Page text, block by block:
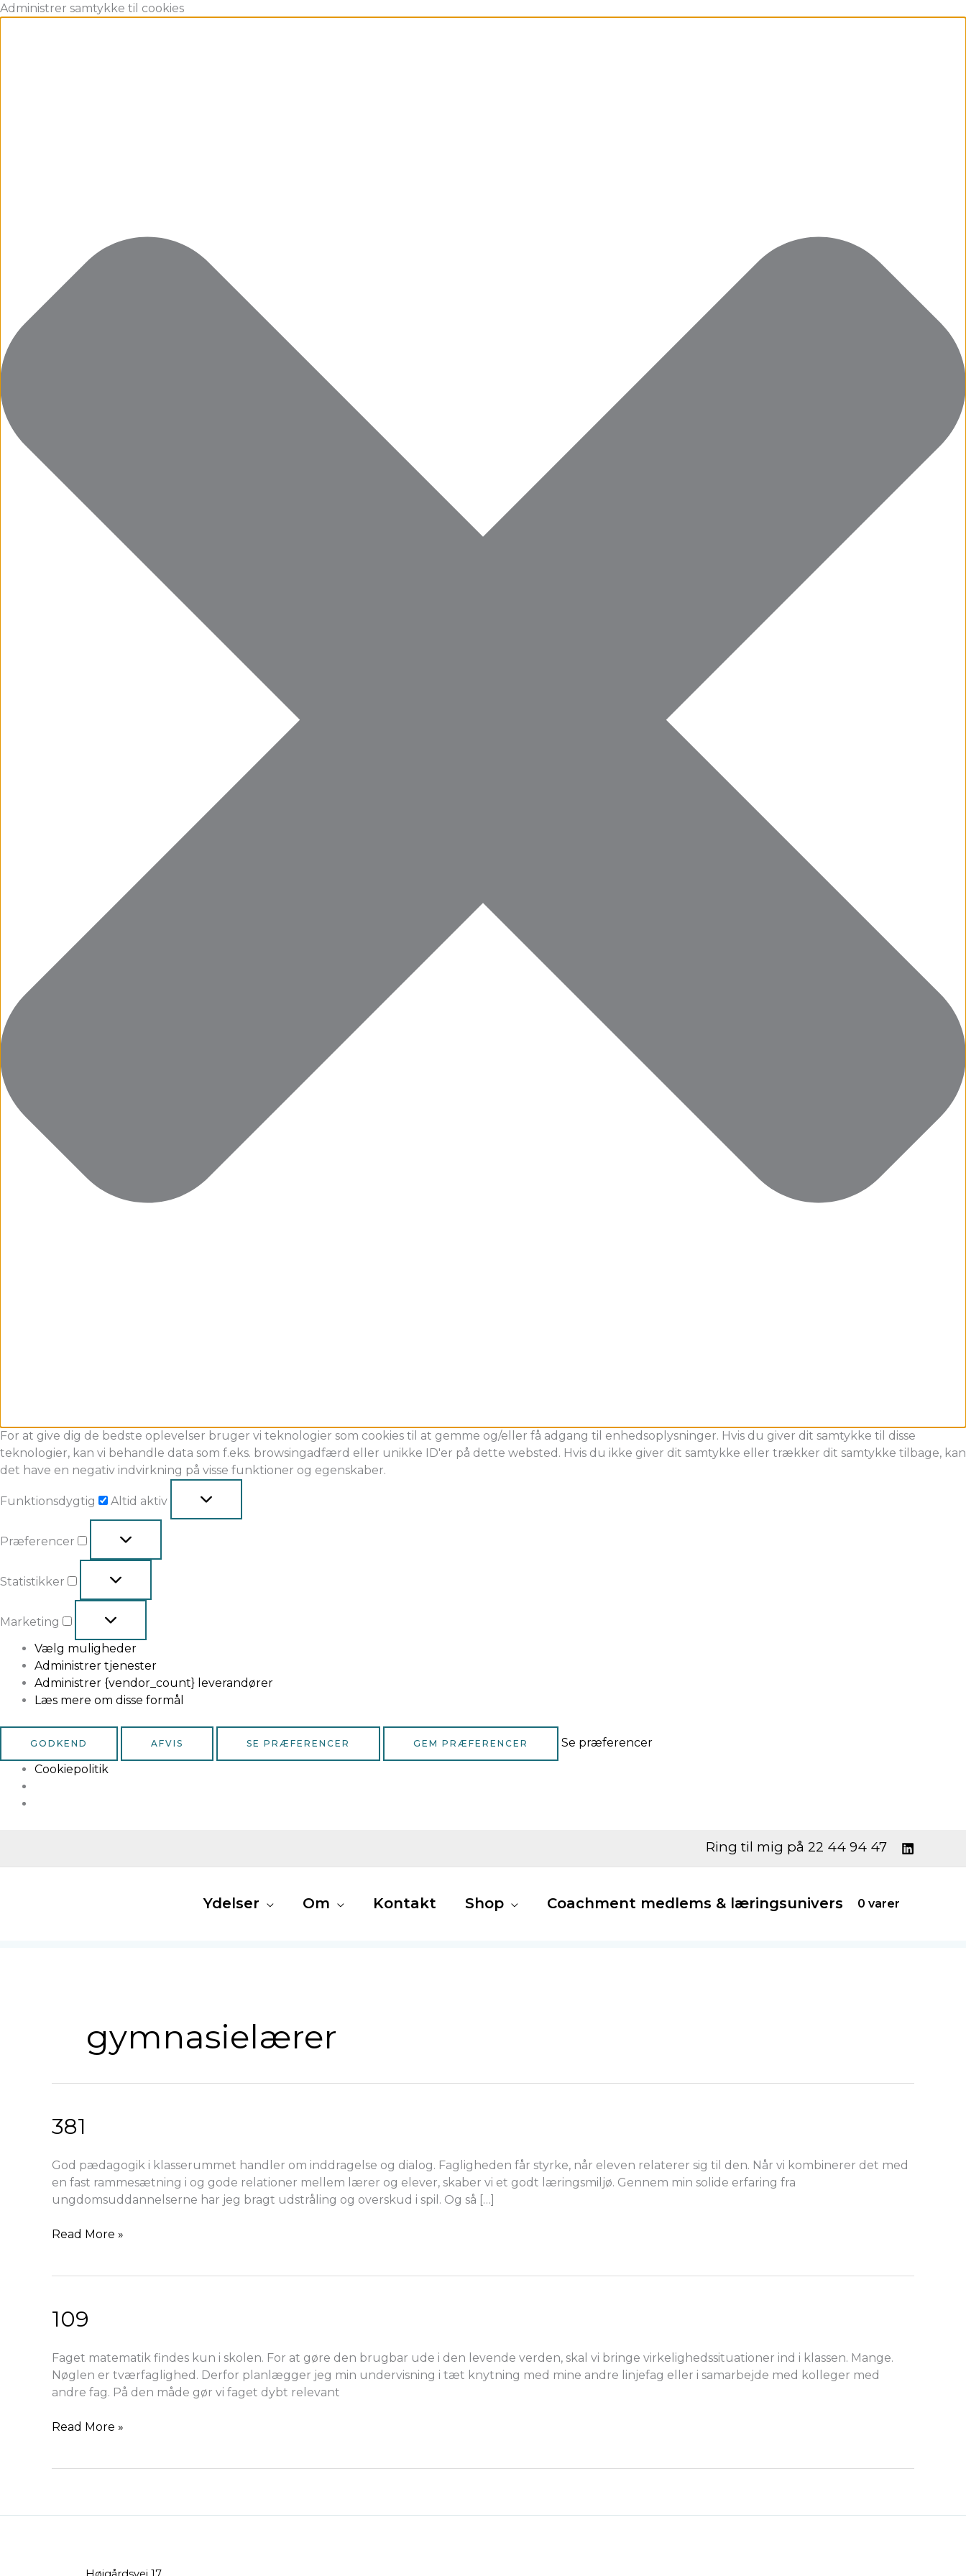
Administrer samtykke til cookies
For at give dig de bedste oplevelser bruger vi teknologier som cookies til at gemme og/eller få adgang til enhedsoplysninger. Hvis du giver dit samtykke til disse
teknologier, kan vi behandle data som f.eks. browsingadfærd eller unikke ID'er på dette websted. Hvis du ikke giver dit samtykke eller trækker dit samtykke tilbage, kan
det have en negativ indvirkning på visse funktioner og egenskaber.
Funktionsdygtig
Funktionsdygtig
Altid aktiv
Præferencer
Præferencer
Statistikker
Statistikker
Marketing
Marketing
Vælg muligheder
Administrer tjenester
Administrer {vendor_count} leverandører
Læs mere om disse formål
GODKEND AFVIS SE PRÆFERENCER GEM PRÆFERENCER
Se præferencer
Cookiepolitik
Gå
Ring til mig på 22 44 94 47
Ydelser Om Kontakt Shop Coachment medlems & læringsunivers 0 varer
gymnasielærer
381
God pædagogik i klasserummet handler om inddragelse og dialog. Fagligheden får styrke, når eleven relaterer sig til den. Når vi kombinerer det med
en fast rammesætning i og gode relationer mellem lærer og elever, skaber vi et godt læringsmiljø. Gennem min solide erfaring fra
ungdomsuddannelserne har jeg bragt udstråling og overskud i spil. Og så […]
381
Read More »
109
Faget matematik findes kun i skolen. For at gøre den brugbar ude i den levende verden, skal vi bringe virkelighedssituationer ind i klassen. Mange.
Nøglen er tværfaglighed. Derfor planlægger jeg min undervisning i tæt knytning med mine andre linjefag eller i samarbejde med kolleger med
andre fag. På den måde gør vi faget dybt relevant
109
Read More »